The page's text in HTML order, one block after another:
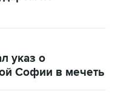
Софии в мечеть